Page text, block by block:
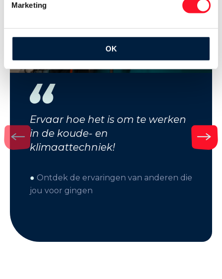
Marketing
OK
Ervaar hoe het is om te werken
in de koude- en
klimaattechniek!
● Ontdek de ervaringen van anderen die
jou voor gingen